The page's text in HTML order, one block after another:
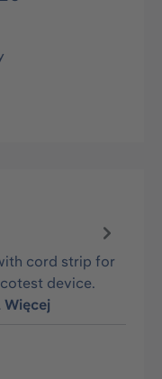
cord strip for
device.
Więcej